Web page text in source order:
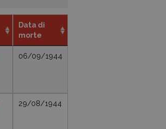
Data di
morte
06/09/1944
29/08/1944